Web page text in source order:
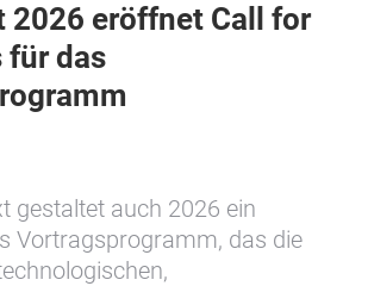
2026 eröffnet Call for
für das
gestaltet auch 2026 ein
Vortragsprogramm, das die